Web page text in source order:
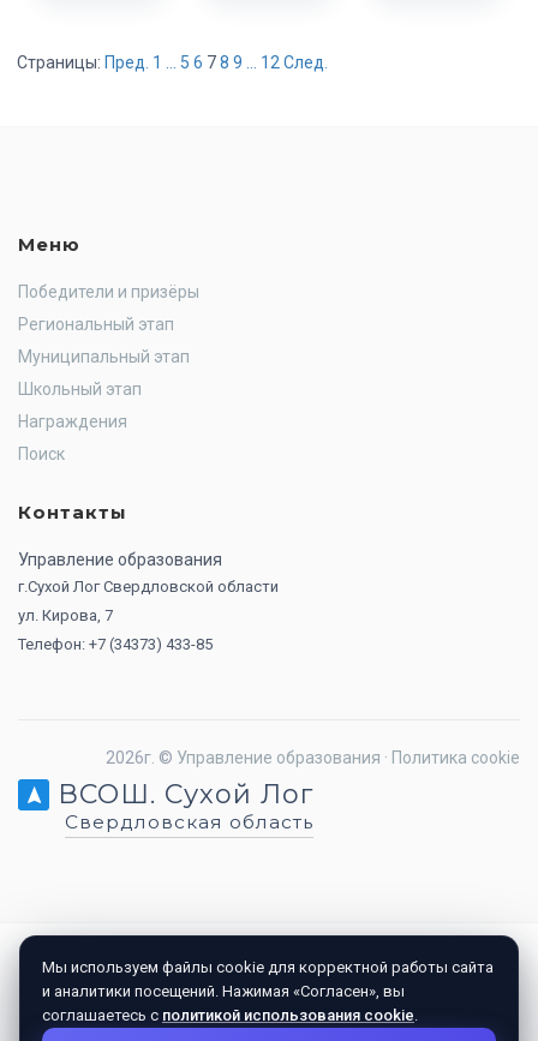
Страницы: Пред. 1 5 6 78 9 12 След.
Меню
Победители и призёры
Региональный этап
Муниципальный этап
Школьный этап
Награждения
Поиск
Контакты
Управление образования
г.Сухой Лог Свердловской области
ул. Кирова, 7
Телефон: +7 (34373) 433-85
2026г. © Управление образования · Политика cookie
ВСОШ. Сухой Лог
Свердловская область
Мы используем файлы cookie для корректной работы сайта
и аналитики посещений. Нажимая «Согласен», вы
соглашаетесь с политикой использования cookie.